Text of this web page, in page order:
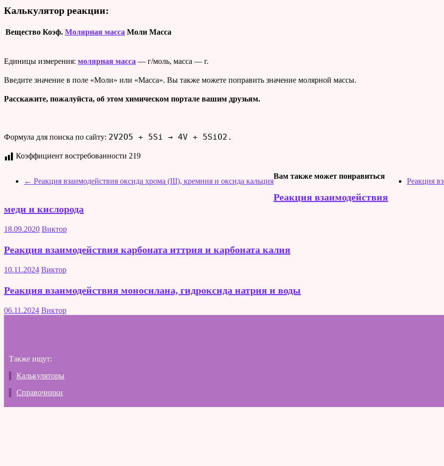
Калькулятор реакции:
Вещество Коэф. Молярная масса Моли Масса
Единицы измерения: молярная масса — г/моль, масса — г.
Введите значение в поле «Моли» или «Масса». Вы также можете поправить значение молярной массы.
Расскажите, пожалуйста, об этом химическом портале вашим друзьям.
Формула для поиска по сайту: 2V2O5 + 5Si → 4V + 5SiO2.
Коэффициент востребованности 219
← Реакция взаимодействия оксида хрома (III), кремния и оксида кальция Реакция
Вам также может понравиться
Реакция взаимодействия
меди и кислорода
18.09.2020 Виктор
Реакция взаимодействия карбоната иттрия и карбоната калия
10.11.2024 Виктор
Реакция взаимодействия моносилана, гидроксида натрия и воды
06.11.2024 Виктор
Также ищут:
Калькуляторы
Справочники